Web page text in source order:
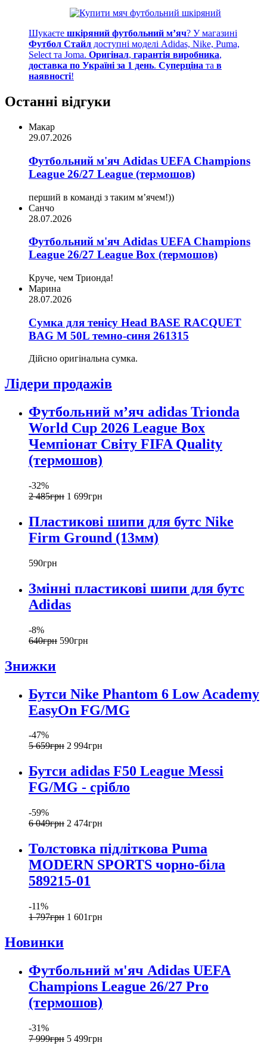
Шукаєте шкіряний футбольний м’яч? У магазині
Футбол Стайл доступні моделі Adidas, Nike, Puma,
Select та Joma. Оригінал, гарантія виробника,
доставка по Україні за 1 день. Суперціна та в
наявності!
Останні відгуки
Макар
29.07.2026
Футбольний м'яч Adidas UEFA Champions
League 26/27 League (термошов)
перший в команді з таким мʼячем!))
Санчо
28.07.2026
Футбольний м'яч Adidas UEFA Champions
League 26/27 League Box (термошов)
Круче, чем Трионда!
Марина
28.07.2026
Сумка для тенісу Head BASE RACQUET
BAG M 50L темно-синя 261315
Дійсно оригінальна сумка.
Лідери продажів
Футбольний м’яч adidas Trionda
World Cup 2026 League Box
Чемпіонат Світу FIFA Quality
(термошов)
-32%
2 485грн 1 699грн
Пластикові шипи для бутс Nike
Firm Ground (13мм)
590грн
Змінні пластикові шипи для бутс
Adidas
-8%
640грн 590грн
Знижки
Бутси Nike Phantom 6 Low Academy
EasyOn FG/MG
-47%
5 659грн 2 994грн
Бутси adidas F50 League Messi
FG/MG - срібло
-59%
6 049грн 2 474грн
Толстовка підліткова Puma
MODERN SPORTS чорно-біла
589215-01
-11%
1 797грн 1 601грн
Новинки
Футбольний м'яч Adidas UEFA
Champions League 26/27 Pro
(термошов)
-31%
7 999грн 5 499грн